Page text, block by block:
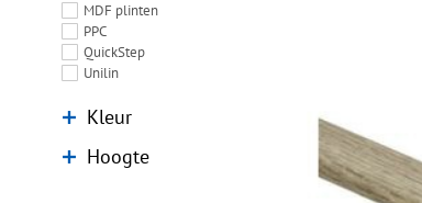
MDF plinten
PPC
QuickStep
Unilin
Kleur
Hoogte